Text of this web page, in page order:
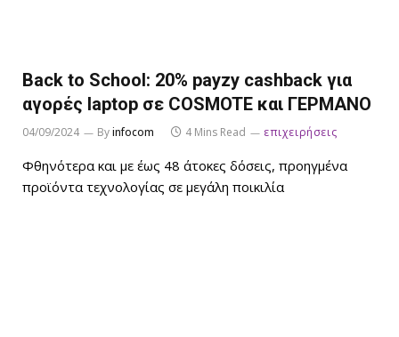
Back to School: 20% payzy cashback για
αγορές laptop σε COSMOTE και ΓΕΡΜΑΝΟ
04/09/2024 Byinfocom 4 Mins Read επιχειρήσεις
Φθηνότερα και με έως 48 άτοκες δόσεις, προηγμένα
προϊόντα τεχνολογίας σε μεγάλη ποικιλία